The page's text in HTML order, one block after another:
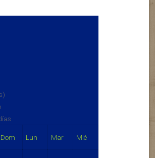
Dom Lun Mar Mié